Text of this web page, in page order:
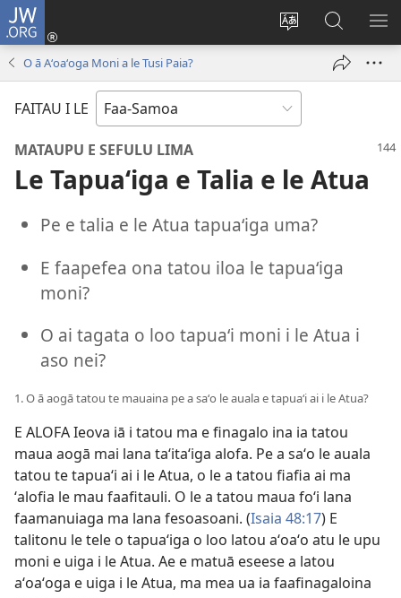
JW.ORG
Sui
gagana
o
le
Log
isi
Suʻe
le
O ā Aʻoaʻoga Moni a le Tusi Paia?
FAITAU I LE
MATAUPU E SEFULU LIMA
Le Tapuaʻiga e Talia e le Atua
Pe e talia e le Atua tapuaʻiga uma?
E faapefea ona tatou iloa le tapuaʻiga
moni?
O ai tagata o loo tapuaʻi moni i le Atua i
aso nei?
1. O ā aogā tatou te mauaina pe a saʻo le auala e tapuaʻi ai i le Atua?
E ALOFA Ieova iā i tatou ma e finagalo ina ia tatou
maua aogā mai lana taʻitaʻiga alofa. Pe a saʻo le auala
tatou te tapuaʻi ai i le Atua, o le a tatou fiafia ai ma
ʻalofia le mau faafitauli. O le a tatou maua foʻi lana
faamanuiaga ma lana fesoasoani. (Isaia 48:17) E
talitonu le tele o tapuaʻiga o loo latou aʻoaʻo atu le upu
moni e uiga i le Atua. Ae e matuā eseese a latou
aʻoaʻoga e uiga i le Atua, ma mea ua ia faafinagaloina